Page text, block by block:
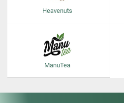
Heavenuts
ManuTea